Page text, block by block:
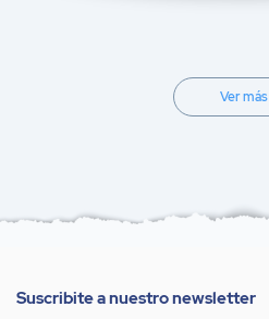
Ver más
Suscribite a nuestro newsletter